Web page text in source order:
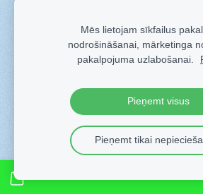
Mēs lietojam sīkfailus
nodrošināšanai, mārketinga
pakalpojuma uzlabošanai.
Pieņemt visus
Pieņemt tikai